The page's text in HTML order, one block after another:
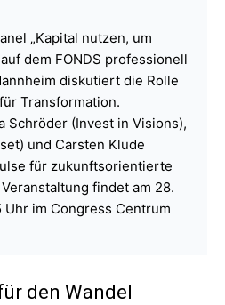
„Kapital nutzen, um
dem FONDS professionell
diskutiert die Rolle
Transformation.
Schröder (Invest in Visions),
und Carsten Klude
für zukunftsorientierte
findet am 28.
Uhr im Congress Centrum
den Wandel